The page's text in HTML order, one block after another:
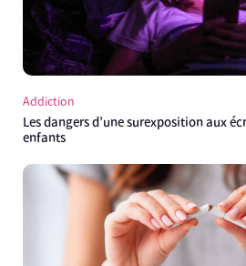
Addiction
Les dangers d’une surexposition aux
enfants